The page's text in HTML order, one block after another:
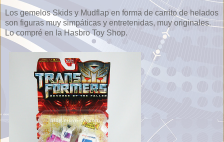
Los gemelos Skids y Mudflap en forma de carrito de helados
son figuras muy simpáticas y entretenidas, muy originales.
Lo compré en la Hasbro Toy Shop.